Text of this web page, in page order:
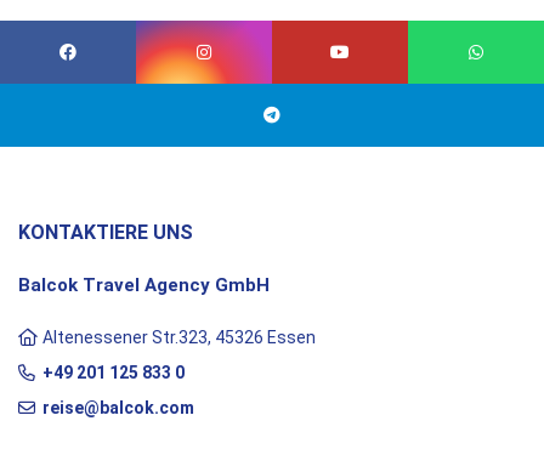
KONTAKTIERE UNS
Balcok Travel Agency GmbH
Altenessener Str.323, 45326 Essen
+49 201 125 833 0
reise@balcok.com